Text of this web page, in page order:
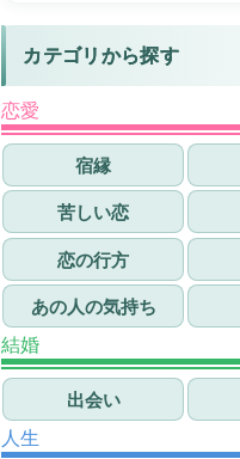
カテゴリから探す
恋愛
宿縁
苦しい恋
恋の行方
あの人の気持ち
結婚
出会い
人生